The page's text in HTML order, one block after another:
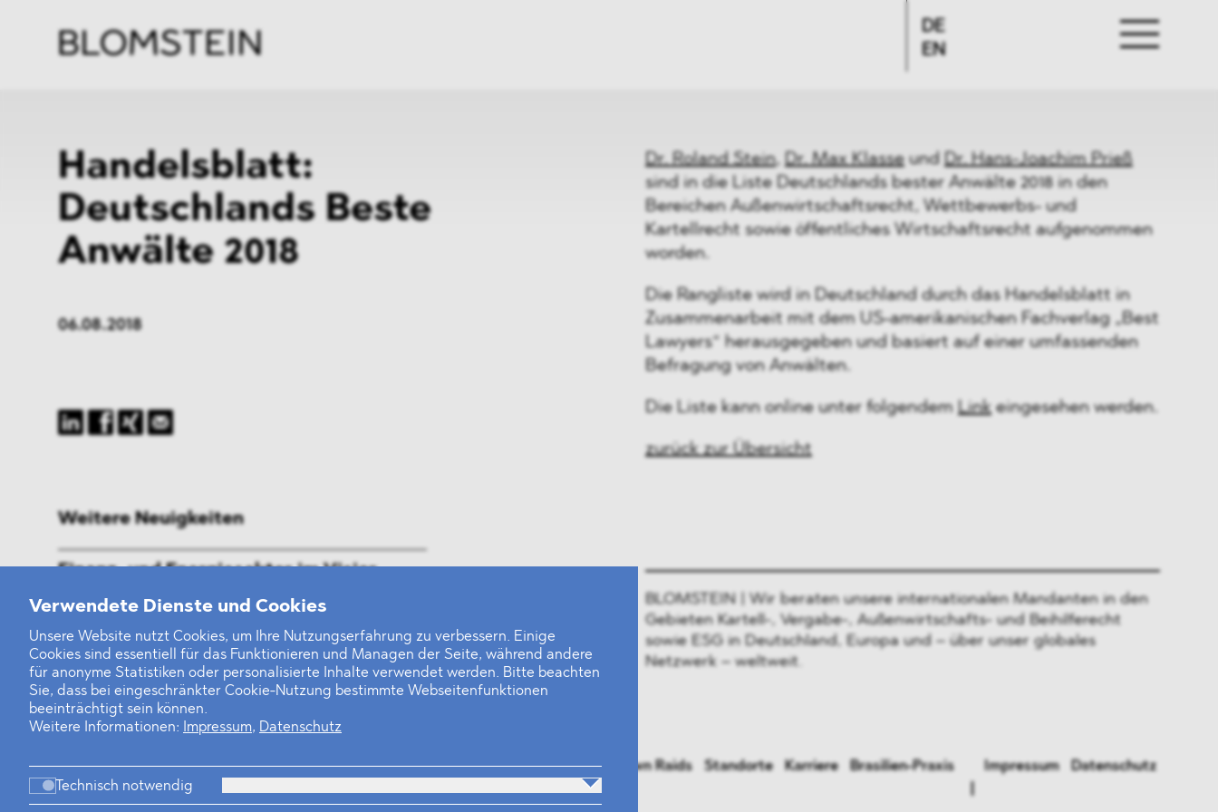
Verwendete Dienste und Cookies
Unsere Website nutzt Cookies, um Ihre Nutzungserfahrung zu verbessern. Einige
Cookies sind essentiell für das Funktionieren und Managen der Seite, während andere
für anonyme Statistiken oder personalisierte Inhalte verwendet werden. Bitte beachten
Sie, dass bei eingeschränkter Cookie-Nutzung bestimmte Webseitenfunktionen
beeinträchtigt sein können.
Weitere Informationen:
Impressum, Datenschutz
Technisch notwendig
DE
EN
Handelsblatt:
Deutschlands Beste
Anwälte 2018
06.08.2018
Dr. Roland Stein, Dr. Max Klasseund Dr. Hans-Joachim Prieß
sind in die Liste Deutschlands bester Anwälte 2018 in den
Bereichen Außenwirtschaftsrecht, Wettbewerbs- und
Kartellrecht sowie öffentliches Wirtschaftsrecht aufgenommen
worden.
Die Rangliste wird in Deutschland durch das Handelsblatt in
Zusammenarbeit mit dem US-amerikanischen Fachverlag „Best
Lawyers“ herausgegeben und basiert auf einer umfassenden
Befragung von Anwälten.
Die Liste kann online unter folgendem Linkeingesehen werden.
zurück zur Übersicht
BLOMSTEIN | Wir beraten unsere internationalen Mandanten in den
Gebieten Kartell-, Vergabe-, Außenwirtschafts- und Beihilferecht
sowie ESG in Deutschland, Europa und – über unser globales
Netzwerk – weltweit.
Weitere Neuigkeiten
Finanz- und Energiesektor im Visier
Private Dancer
Game Over?
Kanzlei Beratung Personen Industrien Neues Dawn Raids Standorte Karriere Brasilien-Praxis Impressum Datenschutz